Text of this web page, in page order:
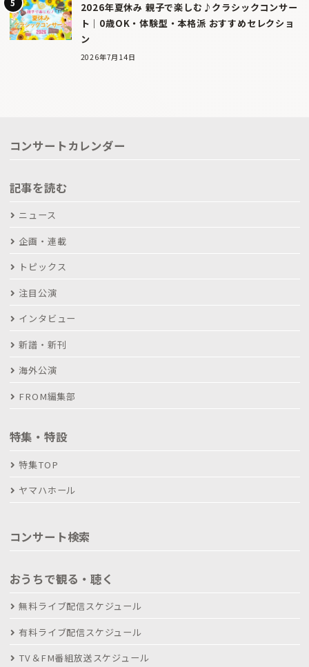
2026年夏休み 親子で楽しむ♪クラシックコンサー
ト｜0歳OK・体験型・本格派 おすすめセレクショ
ン
2026年7月14日
コンサートカレンダー
記事を読む
ニュース
企画・連載
トピックス
注目公演
インタビュー
新譜・新刊
海外公演
FROM編集部
特集・特設
特集TOP
ヤマハホール
コンサート検索
おうちで観る・聴く
無料ライブ配信スケジュール
有料ライブ配信スケジュール
TV＆FM番組放送スケジュール